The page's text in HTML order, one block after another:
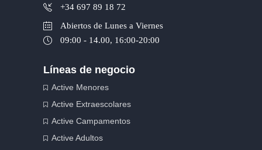
+34 697 89 18 72
Abiertos de Lunes a Viernes
09:00 - 14.00, 16:00-20:00
Líneas de negocio
Active Menores
Active Extraescolares
Active Campamentos
Active Adultos